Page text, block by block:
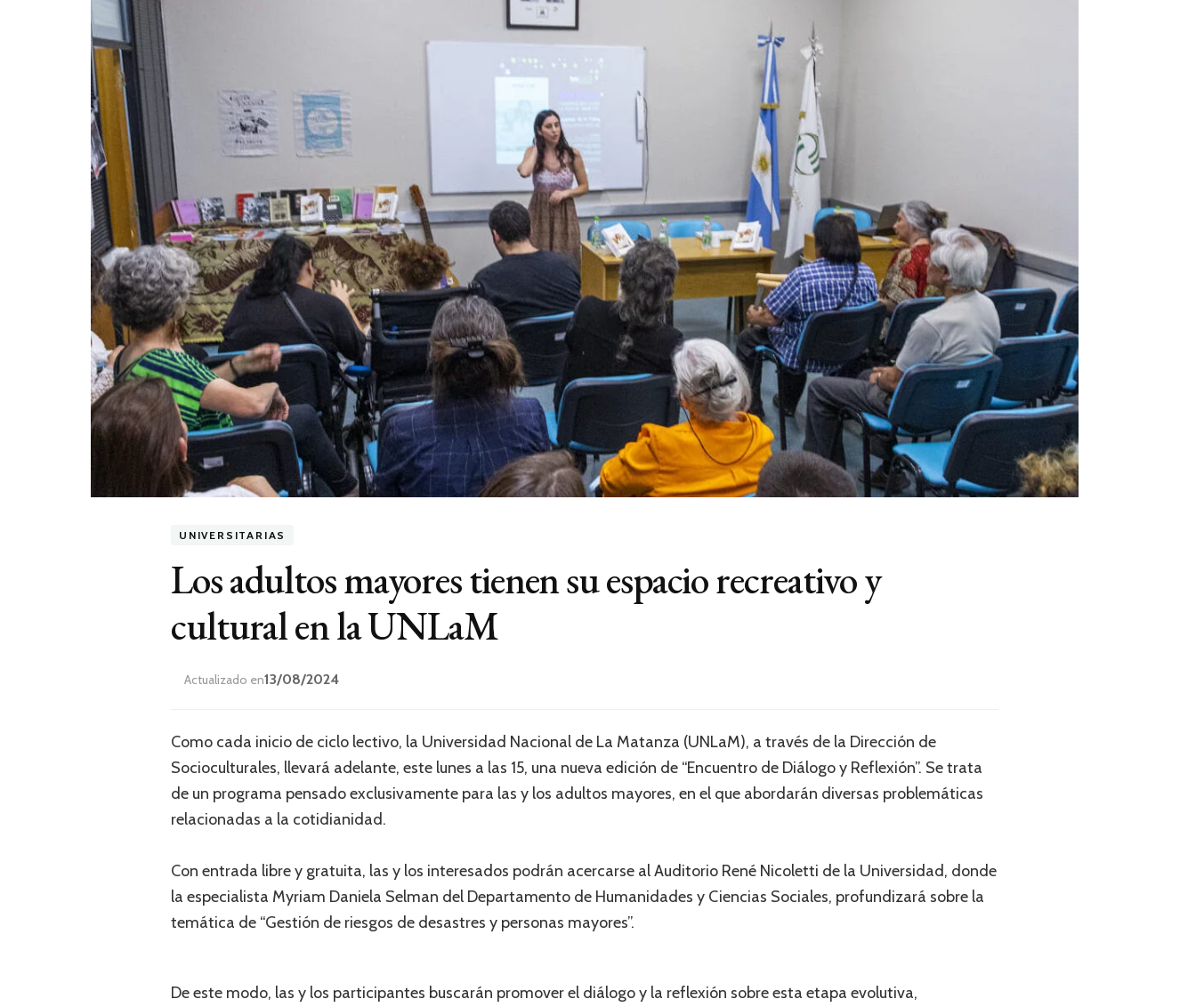
UNIVERSITARIAS
Los adultos mayores tienen su espacio recreativo y
cultural en la UNLaM
Actualizado en13/08/2024
Como cada inicio de ciclo lectivo, la Universidad Nacional de La Matanza (UNLaM), a través de la Dirección de
Socioculturales, llevará adelante, este lunes a las 15, una nueva edición de “Encuentro de Diálogo y Reflexión”. Se trata
de un programa pensado exclusivamente para las y los adultos mayores, en el que abordarán diversas problemáticas
relacionadas a la cotidianidad.
Con entrada libre y gratuita, las y los interesados podrán acercarse al Auditorio René Nicoletti de la Universidad, donde
la especialista Myriam Daniela Selman del Departamento de Humanidades y Ciencias Sociales, profundizará sobre la
temática de “Gestión de riesgos de desastres y personas mayores”.
De este modo, las y los participantes buscarán promover el diálogo y la reflexión sobre esta etapa evolutiva,